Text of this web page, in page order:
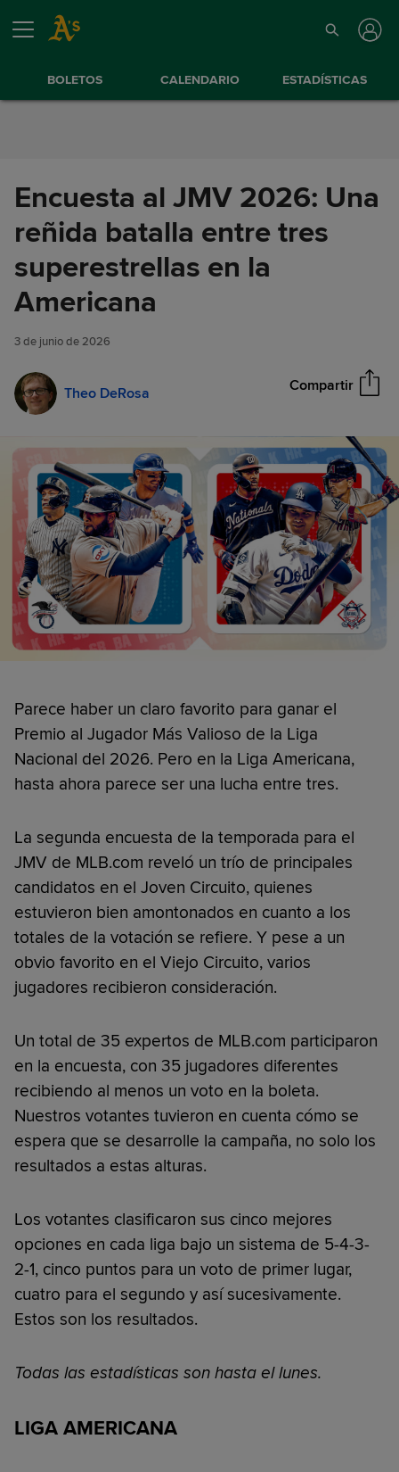
Saltar al Contenido
BOLETOS CALENDARIO ESTADÍSTICAS
Encuesta al JMV 2026: Una
reñida batalla entre tres
superestrellas en la
Americana
3 de junio de 2026
Theo DeRosa Compartir
Encuesta al JMV 2026: Una
reñida batalla entre tres
superestrellas en la Americana
Parece haber un claro favorito para ganar el
Premio al Jugador Más Valioso de la Liga
Nacional del 2026. Pero en la Liga Americana,
hasta ahora parece ser una lucha entre tres.
La segunda encuesta de la temporada para el
JMV de MLB.com reveló un trío de principales
candidatos en el Joven Circuito, quienes
estuvieron bien amontonados en cuanto a los
totales de la votación se refiere. Y pese a un
obvio favorito en el Viejo Circuito, varios
jugadores recibieron consideración.
Un total de 35 expertos de MLB.com participaron
en la encuesta, con 35 jugadores diferentes
recibiendo al menos un voto en la boleta.
Nuestros votantes tuvieron en cuenta cómo se
espera que se desarrolle la campaña, no solo los
resultados a estas alturas.
Los votantes clasificaron sus cinco mejores
opciones en cada liga bajo un sistema de 5-4-3-
2-1, cinco puntos para un voto de primer lugar,
cuatro para el segundo y así sucesivamente.
Estos son los resultados.
Todas las estadísticas son hasta el lunes.
LIGA AMERICANA